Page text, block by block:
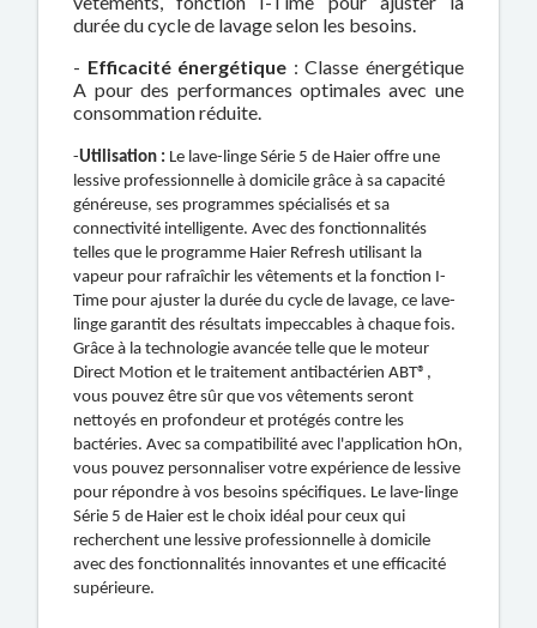
durée du cycle de lavage selon les besoins.
- Efficacité énergétique : Classe énergétique
A pour des performances optimales avec une
consommation réduite.
-Utilisation : Le lave-linge Série 5 de Haier offre une
lessive professionnelle à domicile grâce à sa capacité
généreuse, ses programmes spécialisés et sa
connectivité intelligente. Avec des fonctionnalités
telles que le programme Haier Refresh utilisant la
vapeur pour rafraîchir les vêtements et la fonction I-
Time pour ajuster la durée du cycle de lavage, ce lave-
linge garantit des résultats impeccables à chaque fois.
Grâce à la technologie avancée telle que le moteur
Direct Motion et le traitement antibactérien ABT®,
vous pouvez être sûr que vos vêtements seront
nettoyés en profondeur et protégés contre les
bactéries. Avec sa compatibilité avec l'application hOn,
vous pouvez personnaliser votre expérience de lessive
pour répondre à vos besoins spécifiques. Le lave-linge
Série 5 de Haier est le choix idéal pour ceux qui
recherchent une lessive professionnelle à domicile
avec des fonctionnalités innovantes et une efficacité
supérieure.